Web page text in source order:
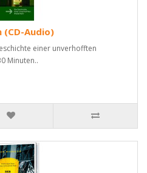
(CD-Audio)
einer unverhofften
Minuten..